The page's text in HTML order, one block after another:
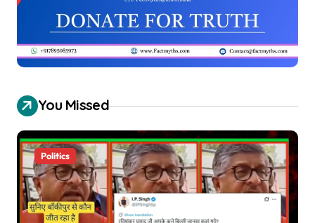
You Missed
Politics